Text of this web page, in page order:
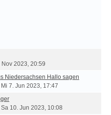
Nov 2023, 20:59
Niedersachsen Hallo sagen
Mi 7. Jun 2023, 17:47
Sa 10. Jun 2023, 10:08